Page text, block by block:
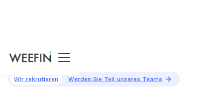
Willkommen
Wir rekrutieren Werden Sie Teil unseres Teams